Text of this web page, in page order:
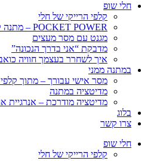
חלי שופ
קלפי הרייקי של חלי
POCKET POWER – מתנה קטנה גדולה
מגנט עם מסר מעצים
מדבקת “אני בדרך הנכונה”
איך לשחרר בעצמך חוויה
במתנה ממני
מסר אישי עבורך – מתוך קלפי
מדיטציה במתנה
מדיטציה מודרכת – אנרגיית
בלוג
צרו קשר
חלי שופ
קלפי הרייקי של חלי